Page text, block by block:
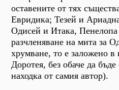
оставените от тях
Евридика; Тезей и
Одисей и Итака,
разчленяване на мита за
хрумване, то е заложено в
Доротея, без обаче да
находка от самия автор).